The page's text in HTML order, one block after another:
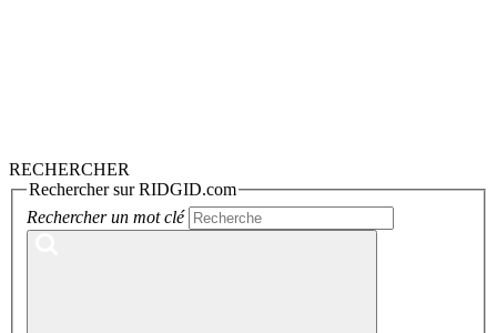
RECHERCHER
Rechercher sur RIDGID.com
Rechercher un mot clé